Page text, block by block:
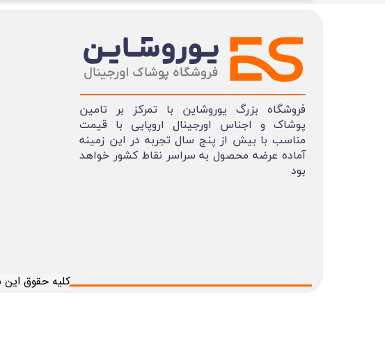
فروشگاه بزرگ یوروشاین با تمرکز بر تامین
پوشاک و اجناس اورجینال اروپایی با قیمت
مناسب با بیش از پنج سال تجربه در این زمینه
آماده عرضه محصول به سراسر نقاط کشور خواهد
بود
​کلیه حقوق این